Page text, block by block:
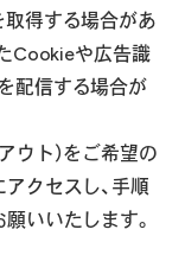
取得する場合があ
Cookieや広告識
配信する場合が
ウト）をご希望の
クセスし、手順
いいたします。